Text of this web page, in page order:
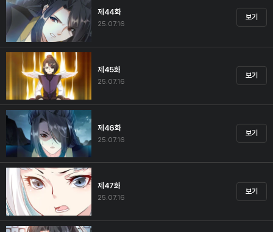
제44화
25.07.16
보기
제45화
25.07.16
보기
제46화
25.07.16
보기
제47화
25.07.16
보기